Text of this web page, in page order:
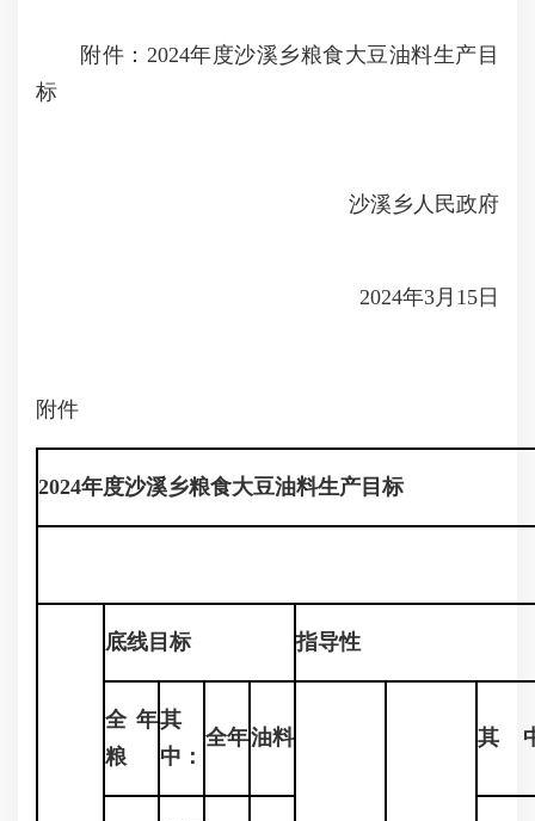
附件：2024年度沙溪乡粮食大豆油料生产目
标
沙溪乡人民政府
2024年3月15日
附件
2024年度沙溪乡粮食大豆油料生产目标
底线目标 指导性
全年
粮
其
中：
全年油料 其